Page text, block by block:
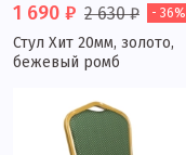
1 690 ₽ 2 630 ₽ - 36%
Стул Хит 20мм, золото,
бежевый ромб